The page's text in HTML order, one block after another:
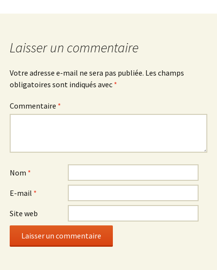
des
commentaires
Laisser un commentaire
Votre adresse e-mail ne sera pas publiée. Les champs
obligatoires sont indiqués avec *
Commentaire *
Nom *
E-mail *
Site web